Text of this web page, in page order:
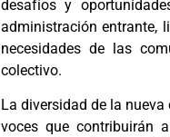
desafíos y
administración entrante,
necesidades de las
colectivo.
La diversidad de la
voces que contribuirán